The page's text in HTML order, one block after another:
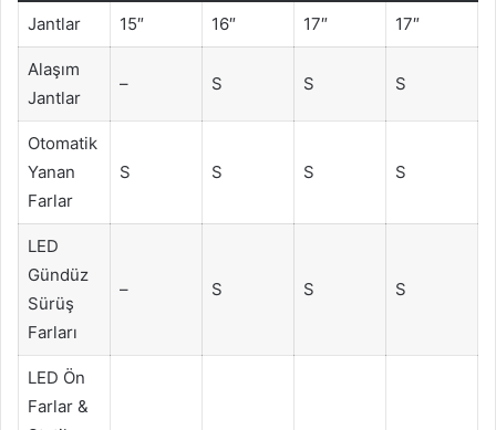
Jantlar 15″ 16″ 17″ 17″
Alaşım
Jantlar
– S S S
Otomatik
Yanan
Farlar
S S S S
LED
Gündüz
Sürüş
Farları
– S S S
LED Ön
Farlar &